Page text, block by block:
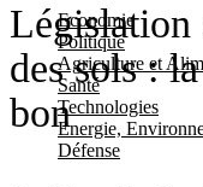
Economie
Politique
Agriculture et
Santé
Technologies
Energie,
Défense
Législation
des sols :
bon